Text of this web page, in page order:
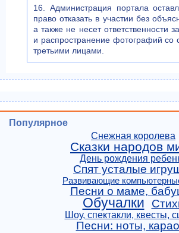
16. Администрация портала
право отказать в участии без
а также не несет ответственности
и распространение фотографий со
третьими лицами.
Популярное
Снежная королева
Сказки народов
День рождения
Спят усталые
Развивающие
Песни о маме,
Обучалки
Шоу, спектакли, квесты,
Песни: ноты,